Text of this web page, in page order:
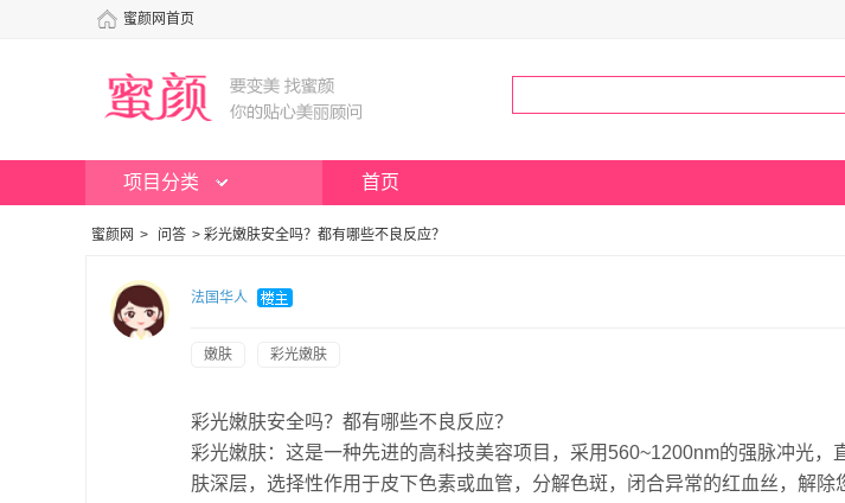
蜜颜网首页
项目分类 首页
蜜颜网 > 问答 > 彩光嫩肤安全吗？都有哪些不良反应？
法国华人
嫩肤 彩光嫩肤
彩光嫩肤安全吗？都有哪些不良反应？
彩光嫩肤：这是一种先进的高科技美容项目，采用560~1200nm的强脉冲光，
肤深层，选择性作用于皮下色素或血管，分解色斑，闭合异常的红血丝，解除